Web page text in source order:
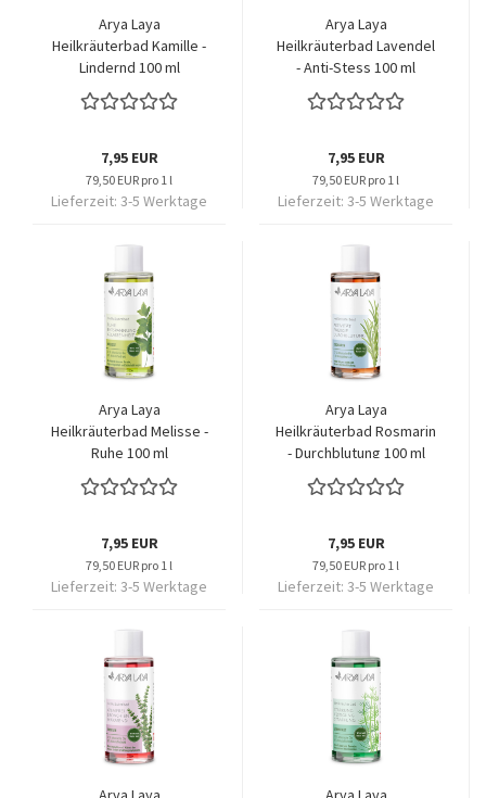
Arya Laya
Heilkräuterbad Kamille -
Lindernd 100 ml
7,95 EUR
79,50 EUR pro 1 l
Lieferzeit: 3-5 Werktage
Arya Laya
Heilkräuterbad Lavendel
- Anti-Stess 100 ml
7,95 EUR
79,50 EUR pro 1 l
Lieferzeit: 3-5 Werktage
Arya Laya
Heilkräuterbad Melisse -
Ruhe 100 ml
7,95 EUR
79,50 EUR pro 1 l
Lieferzeit: 3-5 Werktage
Arya Laya
Heilkräuterbad Rosmarin
- Durchblutung 100 ml
7,95 EUR
79,50 EUR pro 1 l
Lieferzeit: 3-5 Werktage